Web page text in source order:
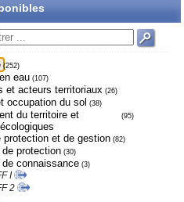
(252)
eau (107)
et acteurs territoriaux (26)
occupation du sol (38)
du territoire et
(95)
protection et de gestion (82)
protection (30)
connaissance (3)
I
2